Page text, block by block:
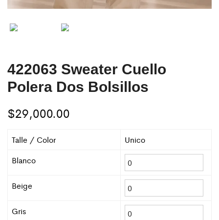
422063 Sweater Cuello
Polera Dos Bolsillos
$29,000.00
Talle / Color
Unico
Blanco
Beige
Gris